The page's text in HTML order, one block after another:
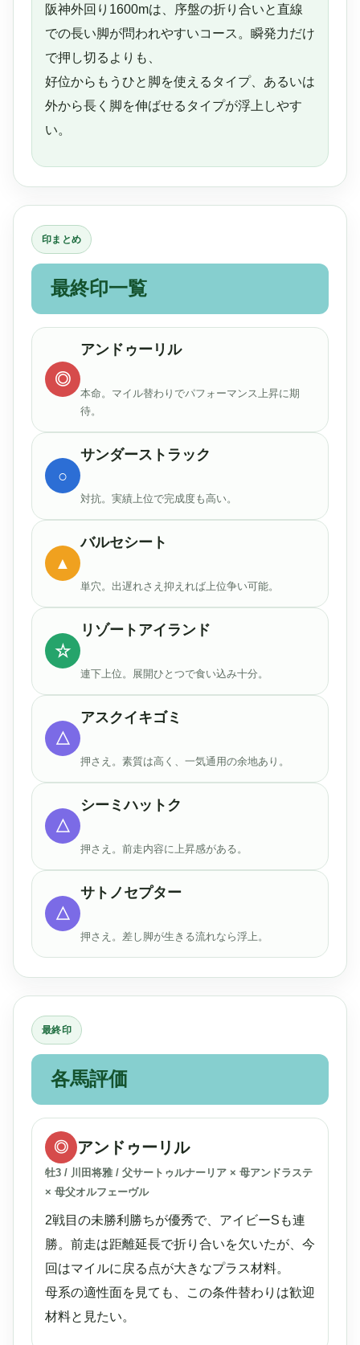
阪神外回り1600mは、序盤の折り合いと直線
での長い脚が問われやすいコース。瞬発力だけ
で押し切るよりも、
好位からもうひと脚を使えるタイプ、あるいは
外から長く脚を伸ばせるタイプが浮上しやす
い。
印まとめ
最終印一覧
◎
アンドゥーリル
本命。マイル替わりでパフォーマンス上昇に期
待。
○
サンダーストラック
対抗。実績上位で完成度も高い。
▲
バルセシート
単穴。出遅れさえ抑えれば上位争い可能。
☆
リゾートアイランド
連下上位。展開ひとつで食い込み十分。
△
アスクイキゴミ
押さえ。素質は高く、一気通用の余地あり。
△
シーミハットク
押さえ。前走内容に上昇感がある。
△
サトノセプター
押さえ。差し脚が生きる流れなら浮上。
最終印
各馬評価
◎ アンドゥーリル
牡3 / 川田将雅 / 父サートゥルナーリア × 母アンドラステ
× 母父オルフェーヴル
2戦目の未勝利勝ちが優秀で、アイビーSも連
勝。前走は距離延長で折り合いを欠いたが、今
回はマイルに戻る点が大きなプラス材料。
母系の適性面を見ても、この条件替わりは歓迎
材料と見たい。